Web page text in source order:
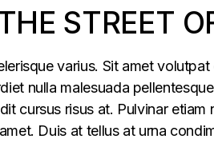
STREET
varius. Sit amet
nulla malesuada
cursus risus at. Pulvinar
Duis at tellus at urna